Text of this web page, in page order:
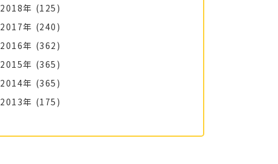
2018年 (125)
2017年 (240)
2016年 (362)
2015年 (365)
2014年 (365)
2013年 (175)